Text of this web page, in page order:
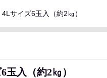
サイズ6玉入（約2㎏）
玉入（約2㎏）